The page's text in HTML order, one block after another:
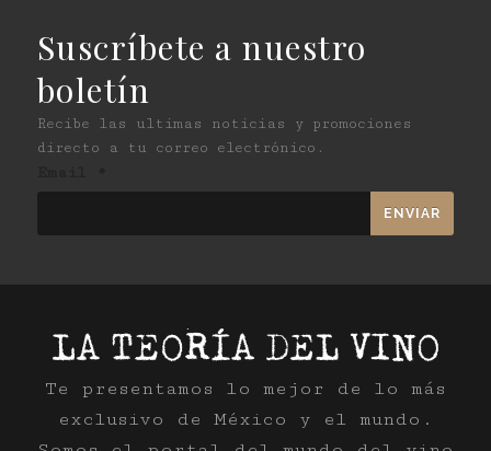
Suscríbete a nuestro
boletín
Recibe las ultimas noticias y promociones
directo a tu correo electrónico.
Te presentamos lo mejor de lo más
exclusivo de México y el mundo.